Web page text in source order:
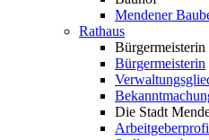
Mendener
Rathaus
Bürgermeisterin
Die Stadt